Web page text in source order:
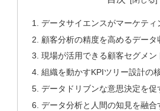
データサイエンスがマーケティ
顧客分析の精度を高めるデータ
現場が活用できる顧客セグメン
組織を動かすKPIツリー設計の
データドリブンな意思決定を促
データ分析と人間の知見を融合